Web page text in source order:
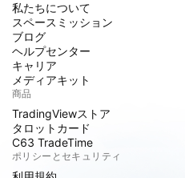
私たちについて
スペースミッション
ブログ
ヘルプセンター
キャリア
メディアキット
商品
TradingViewストア
タロットカード
C63 TradeTime
ポリシーとセキュリティ